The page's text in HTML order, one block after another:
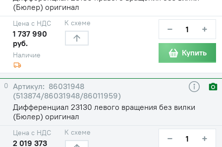
(Бюлер) оригинал
Наличие
Цена с НДС
1 737 990
руб.
К схеме − +
Купить
0
86031948
(513874/86031948/86011959)
Дифференциал 23130 левого вращения без вилки
(Бюлер) оригинал
Цена с НДС
2 019 373
К схеме − +